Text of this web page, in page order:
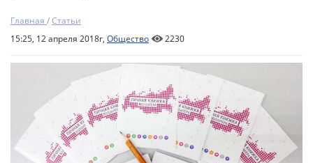
Главная /Статьи
15:25, 12 апреля 2018г, Общество 2230